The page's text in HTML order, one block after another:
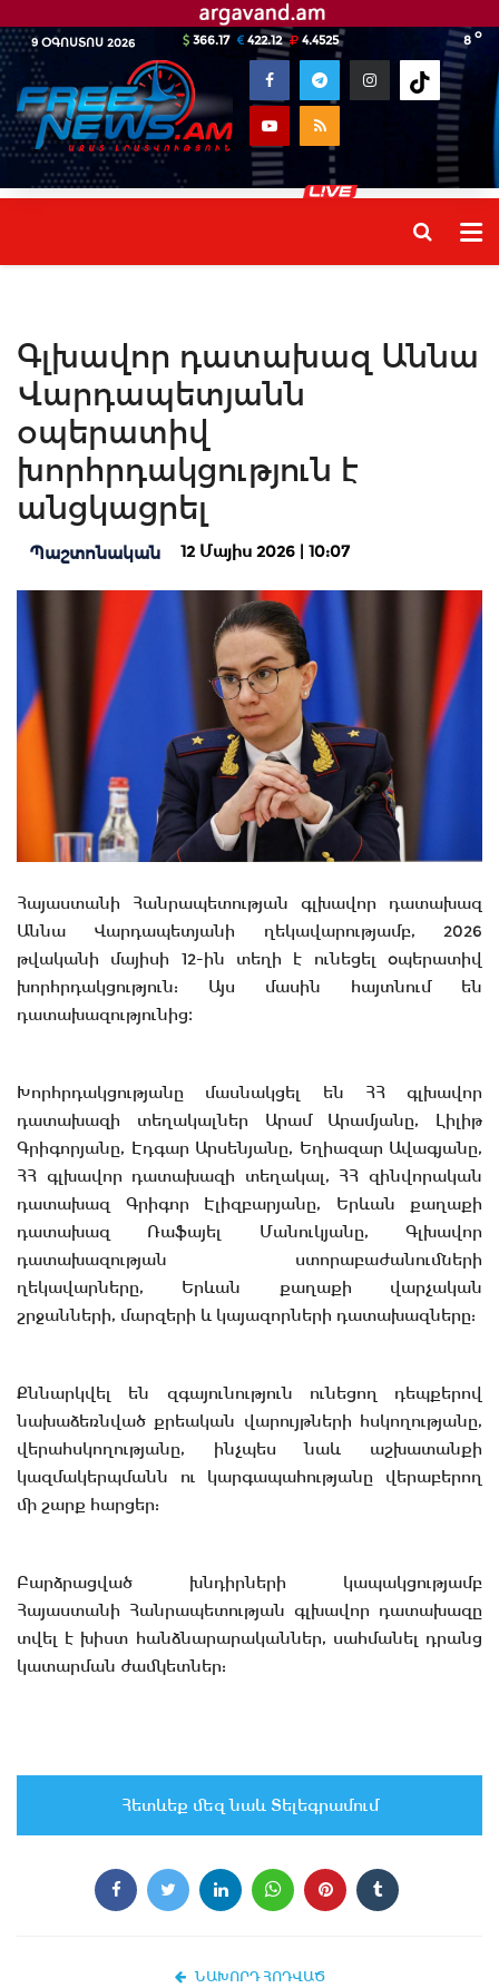
9 ՕԳՈՍՏՈՍ 2026 8 o
366.17 422.12 4.4525
Գլխավոր դատախազ Աննա
Վարդապետյանն
օպերատիվ
խորհրդակցություն է
անցկացրել
Պաշտոնական 12 Մայիս 2026 | 10:07
Հայաստանի Հանրապետության գլխավոր դատախազ
Աննա Վարդապետյանի ղեկավարությամբ, 2026
թվականի մայիսի 12-ին տեղի է ունեցել օպերատիվ
խորհրդակցություն: Այս մասին հայտնում են
դատախազությունից։
Խորհրդակցությանը մասնակցել են ՀՀ գլխավոր
դատախազի տեղակալներ Արամ Արամյանը, Լիլիթ
Գրիգորյանը, Էդգար Արսենյանը, Եղիազար Ավագյանը,
ՀՀ գլխավոր դատախազի տեղակալ, ՀՀ զինվորական
դատախազ Գրիգոր Էլիզբարյանը, Երևան քաղաքի
դատախազ Ռաֆայել Մանուկյանը, Գլխավոր
դատախազության ստորաբաժանումների
ղեկավարները, Երևան քաղաքի վարչական
շրջանների, մարզերի և կայազորների դատախազները:
Քննարկվել են զգայունություն ունեցող դեպքերով
նախաձեռնված քրեական վարույթների հսկողությանը,
վերահսկողությանը, ինչպես նաև աշխատանքի
կազմակերպմանն ու կարգապահությանը վերաբերող
մի շարք հարցեր:
Բարձրացված խնդիրների կապակցությամբ
Հայաստանի Հանրապետության գլխավոր դատախազը
տվել է խիստ հանձնարարականներ, սահմանել դրանց
կատարման ժամկետներ:
Հետևեք մեզ նաև Տելեգրամում
ՆԱԽՈՐԴ ՀՈԴՎԱԾ